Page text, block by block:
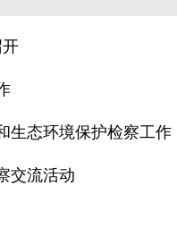
生态环境保护检察工作
交流活动